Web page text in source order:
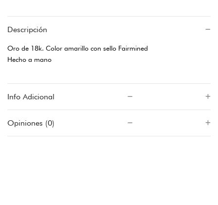
Descripción
Oro de 18k. Color amarillo con sello Fairmined
Hecho a mano
Info Adicional
Opiniones (0)